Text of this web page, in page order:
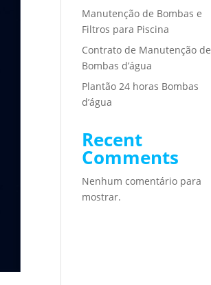
Manutenção de Bombas e
Filtros para Piscina
Contrato de Manutenção de
Bombas d’água
Plantão 24 horas Bombas
d’água
Recent
Comments
Nenhum comentário para
mostrar.